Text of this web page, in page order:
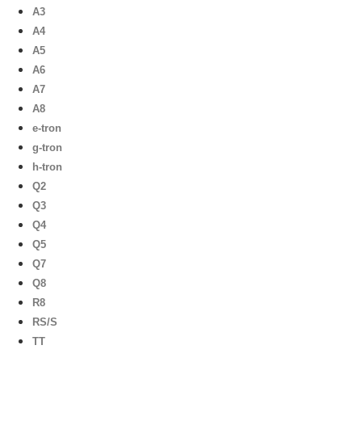
A3
A4
A5
A6
A7
A8
e-tron
g-tron
h-tron
Q2
Q3
Q4
Q5
Q7
Q8
R8
RS/S
TT